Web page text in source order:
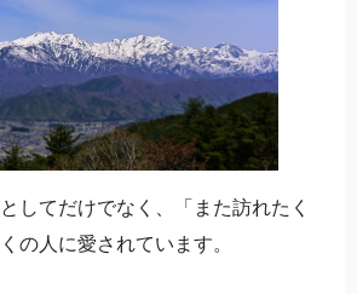
してだけでなく、「また訪れたく
の人に愛されています。